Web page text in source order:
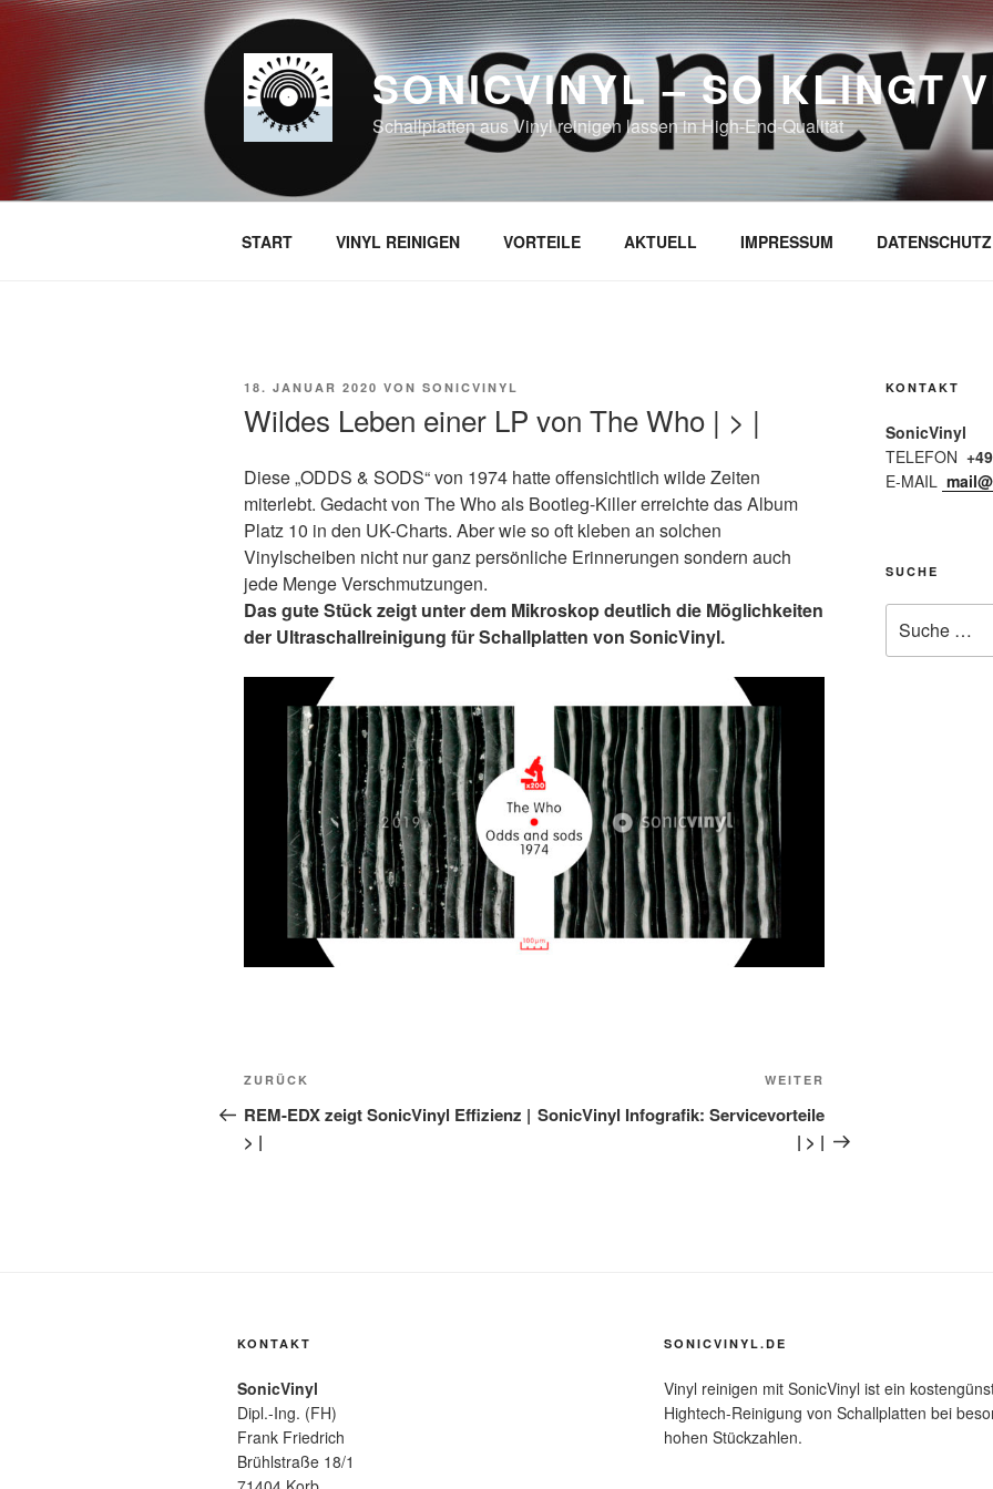
Zum
Inhalt
springen
SONICVINYL – SO KLINGT
Schallplatten aus Vinyl reinigen lassen in High-End-Qualität
START VINYL REINIGEN VORTEILE AKTUELL IMPRESSUM DATENSCHUTZ
VERÖFFENTLICHT
18. JANUAR 2020 VON SONICVINYL
Wildes Leben einer LP von The Who | > |
Diese „ODDS & SODS“ von 1974 hatte offensichtlich wilde Zeiten
miterlebt. Gedacht von The Who als Bootleg-Killer erreichte das Album
Platz 10 in den UK-Charts. Aber wie so oft kleben an solchen
Vinylscheiben nicht nur ganz persönliche Erinnerungen sondern auch
jede Menge Verschmutzungen.
Das gute Stück zeigt unter dem Mikroskop deutlich die Möglichkeiten
der Ultraschallreinigung für Schallplatten von SonicVinyl.
Beitragsnavigation
Vorheriger
Beitrag
ZURÜCK
REM-EDX zeigt SonicVinyl Effizienz |
> |
WEITER
SonicVinyl Infografik: Servicevorteile
| > |
KONTAKT
SonicVinyl
TELEFON
E-MAIL
SUCHE
nach:
KONTAKT
SonicVinyl
Dipl.-Ing. (FH)
Frank Friedrich
Brühlstraße 18/1
SONICVINYL.DE
Vinyl reinigen mit SonicVinyl ist ein
Hightech-Reinigung von Schallplatten bei
hohen Stückzahlen.